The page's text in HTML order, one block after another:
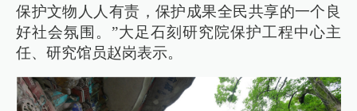
保护文物人人有责，保护成果全民共享的一个良
好社会氛围。”大足石刻研究院保护工程中心主
任、研究馆员赵岗表示。